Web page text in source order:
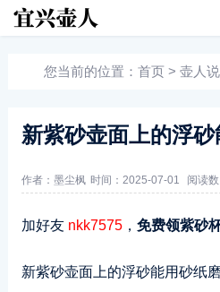
您当前的位置： 首页 > 壶人
新紫砂壶面上的浮
作者：墨尘枫 时间：2025-07-01 阅读数
加好友 nkk7575， 免费领紫砂
新紫砂壶面上的浮砂能用砂纸